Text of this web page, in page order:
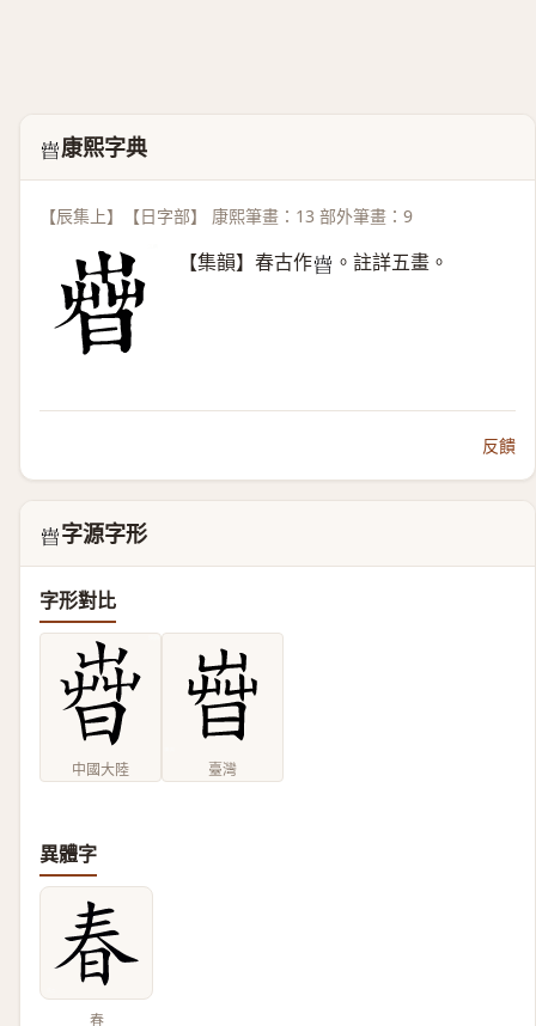
𣈤 康熙字典
【辰集上】【日字部】 康熙筆畫：13 部外筆畫：9
【集韻】春古作𣈤 。註詳五畫。
反饋
𣈤 字源字形
字形對比
中國大陸 臺灣
異體字
春